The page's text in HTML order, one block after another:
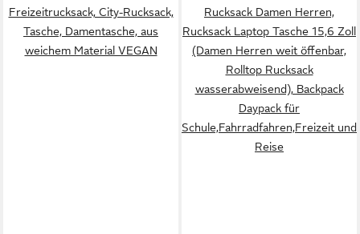
Freizeitrucksack, City-Rucksack,
Tasche, Damentasche, aus
weichem Material VEGAN
Rucksack Damen Herren,
Rucksack Laptop Tasche 15,6 Zoll
(Damen Herren weit öffenbar,
Rolltop Rucksack
wasserabweisend), Backpack
Daypack für
Schule,Fahrradfahren,Freizeit und
Reise